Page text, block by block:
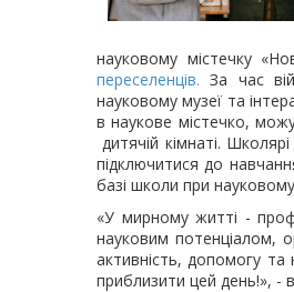
науковому містечку
переселенців. За час
науковому музеї та
в наукове містечко,
дитячій кімнаті.
підключитися до
базі школи при
«У мирному житті -
науковим потенціалом,
активність, допомогу
приблизити цей день!», -